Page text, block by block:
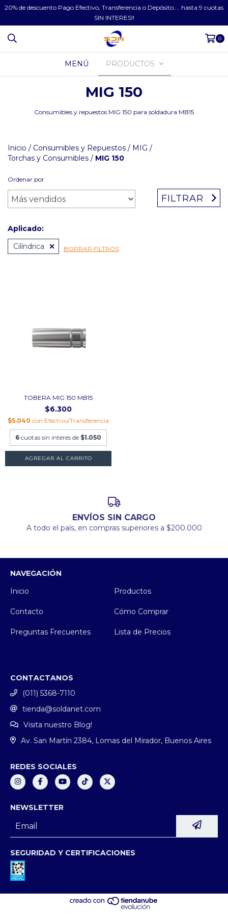
20% de descuento Pago Efectivo, Transferencia o Depósito.... hasta 9 cuotas
SIN INTERES!!
0
MENÚ PRODUCTOS
MIG 150
Consumibles y repuestos MIG 150 para soldadura MB15
Inicio / Consumibles y Repuestos / MIG /
Torchas y Consumibles / MIG 150
Ordenar por
FILTRAR
Aplicado:
Cilíndrica
BORRAR FILTROS
TOBERA MIG 150 MB15
$6.300
$5.040 con Efectivo/Transferencia
6 cuotas sin interés de $1.050
AGREGAR AL CARRITO
ENVÍOS SIN CARGO
A todo el país, en compras superiores a $200.000
NAVEGACIÓN
Inicio
Productos
Contacto Cómo Comprar
Preguntas Frecuentes Lista de Precios
CONTACTANOS
(011) 5368-7110
tienda@soldanet.com
Visita nuestro Blog!
Av. San Martín 2384, Lomas del Mirador, Buenos Aires
REDES SOCIALES
NEWSLETTER
SEGURIDAD Y CERTIFICACIONES